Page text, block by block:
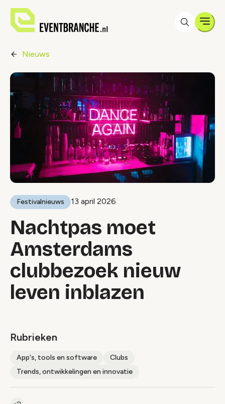
Nieuws
Festivalnieuws 13 april 2026
Nachtpas moet
Amsterdams
clubbezoek nieuw
leven inblazen
Rubrieken
App's, tools en software
Clubs
Trends, ontwikkelingen en innovatie